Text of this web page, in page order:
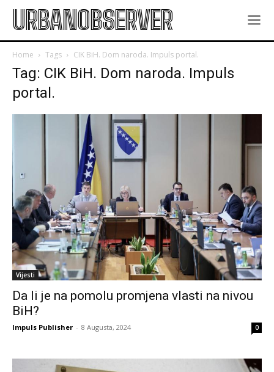
URBANOBSERVER
Home Tags CIK BiH. Dom naroda. Impuls portal.
Tag: CIK BiH. Dom naroda. Impuls
portal.
Vijesti
Da li je na pomolu promjena vlasti na nivou
BiH?
Impuls Publisher - 8 Augusta, 2024 0